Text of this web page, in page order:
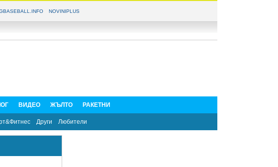
NOVINIPLUS
ВИДЕО ЖЪЛТО РАКЕТНИ
Други Любители